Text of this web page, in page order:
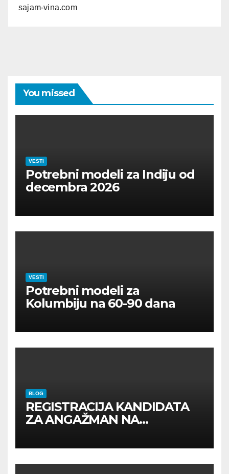
sajam-vina.com
You missed
VESTI
Potrebni modeli za Indiju od
decembra 2026
VESTI
Potrebni modeli za
Kolumbiju na 60-90 dana
BLOG
REGISTRACIJA KANDIDATA
ZA ANGAŽMAN NA